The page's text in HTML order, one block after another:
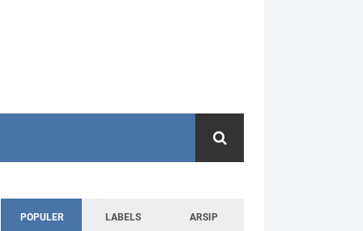
POPULER LABELS ARSIP